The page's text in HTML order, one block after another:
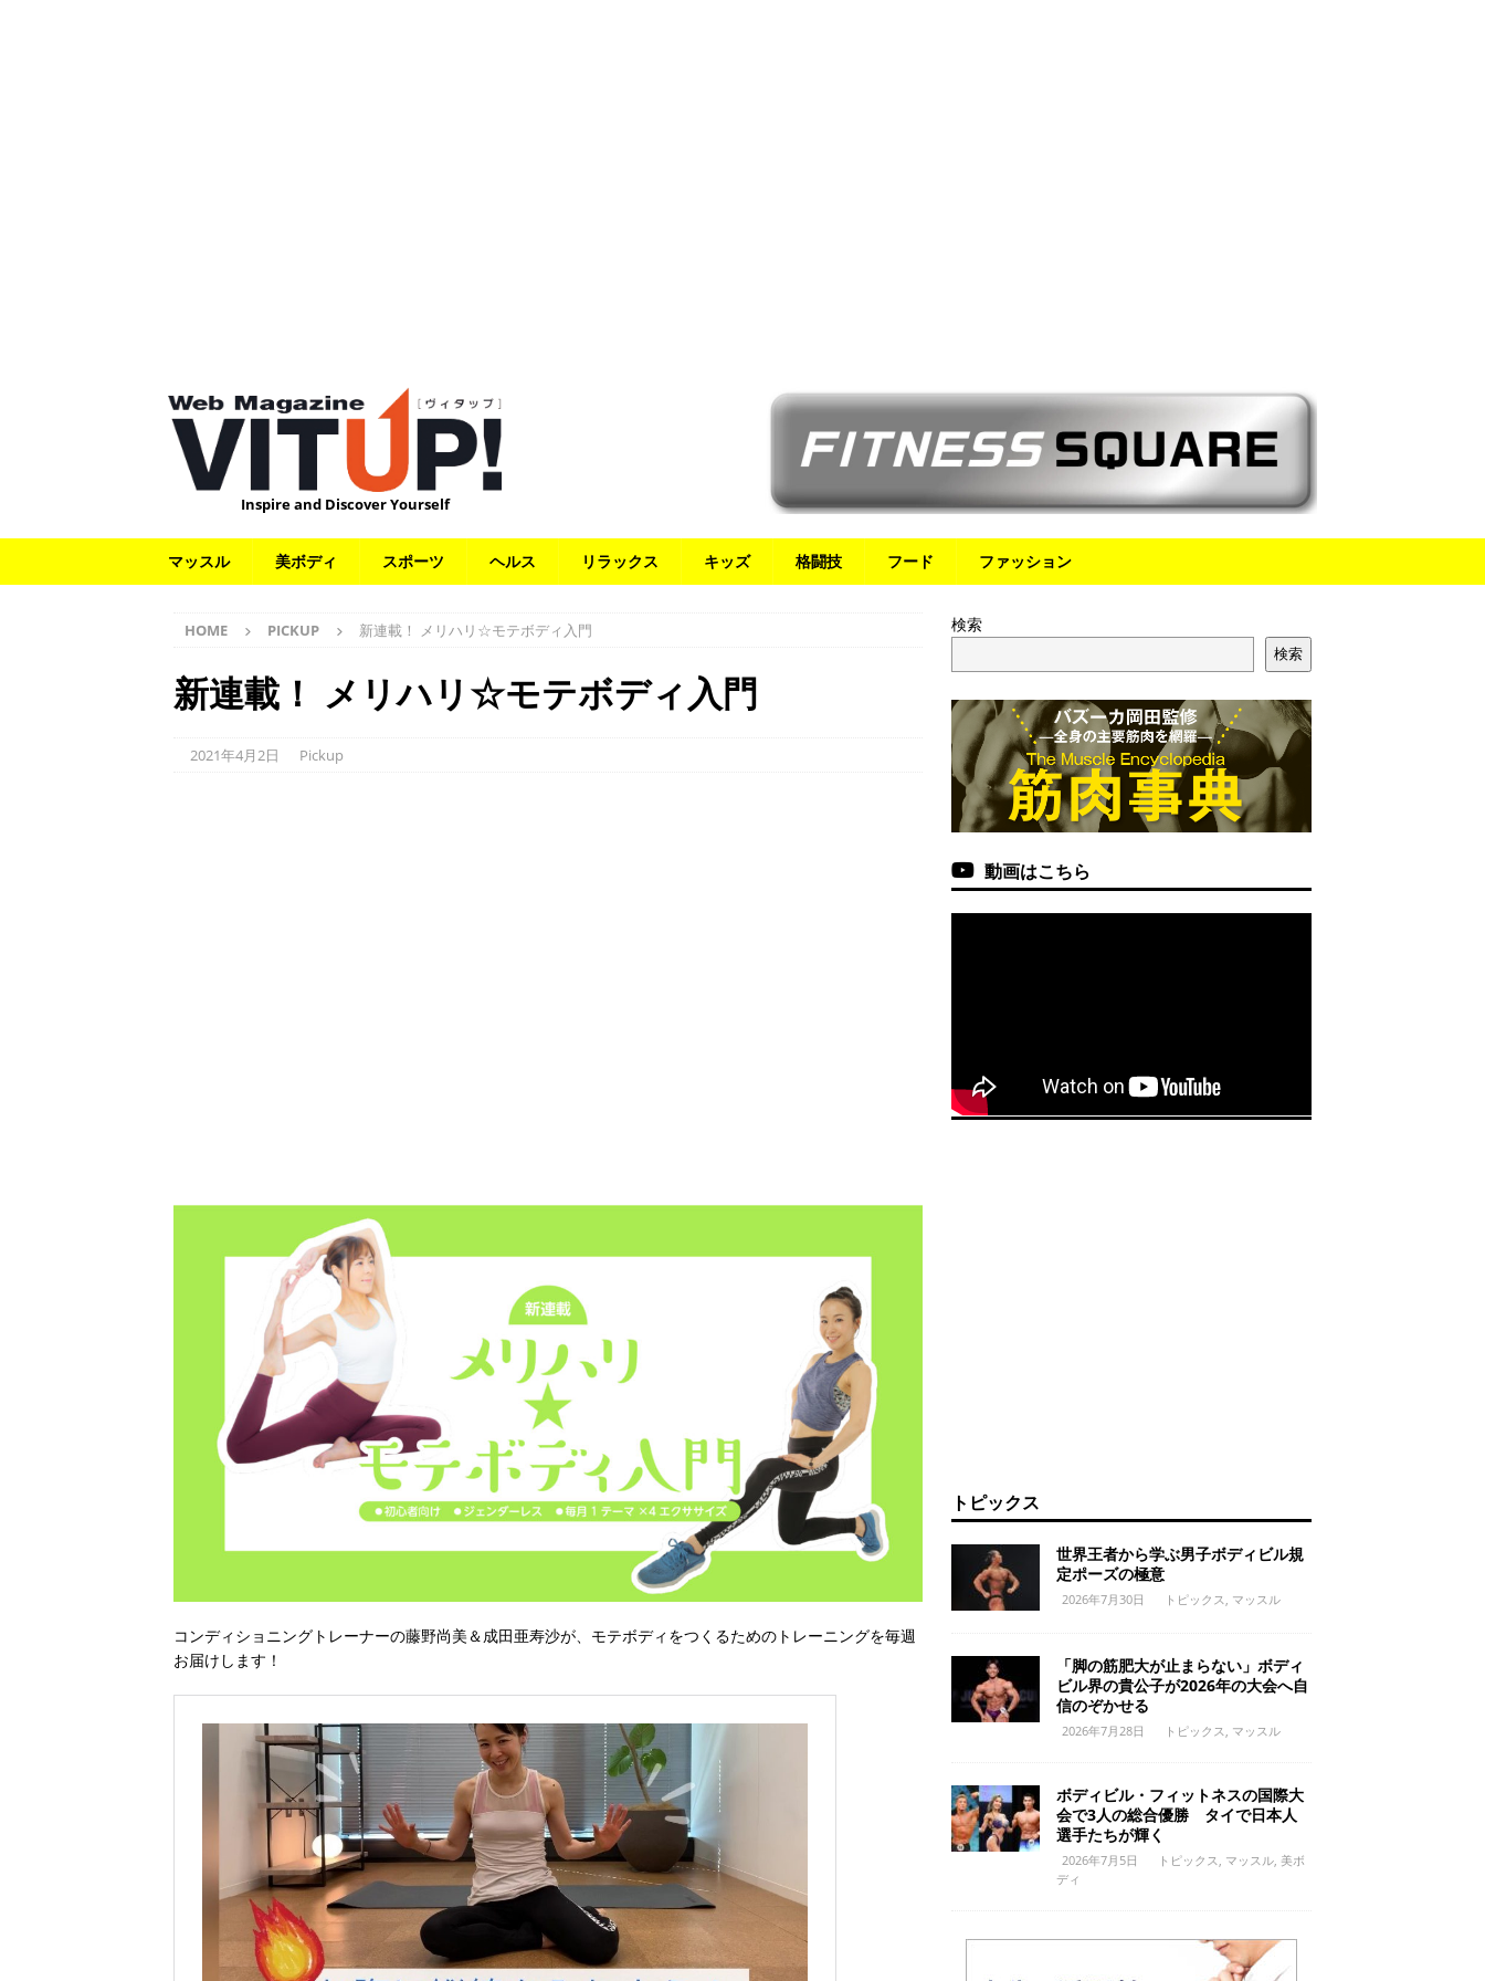
Inspire and Discover Yourself
マッスル 美ボディ スポーツ ヘルス リラックス キッズ 格闘技 フード ファッション
HOME PICKUP 新連載！ メリハリ☆モテボディ入門
新連載！ メリハリ☆モテボディ入門
2021年4月2日 Pickup
コンディショニングトレーナーの藤野尚美＆成田亜寿沙が、モテボディをつくるためのトレーニングを毎週
お届けします！
検索
検索
動画はこちら
トピックス
世界王者から学ぶ男子ボディビル規
定ポーズの極意
2026年7月30日 トピックス マッスル
「脚の筋肥大が止まらない」ボディ
ビル界の貴公子が2026年の大会へ自
信のぞかせる
2026年7月28日 トピックス マッスル
ボディビル・フィットネスの国際大
会で3人の総合優勝 タイで日本人
選手たちが輝く
2026年7月5日 トピックス マッスル, 美ボ
ディ